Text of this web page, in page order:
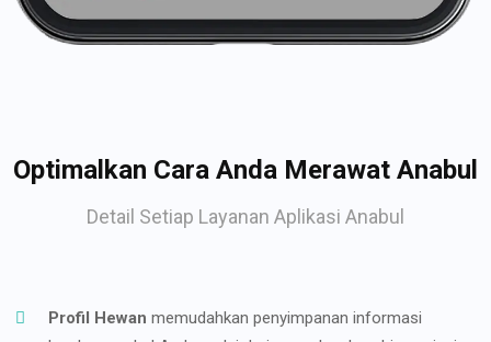
Optimalkan Cara Anda Merawat Anabul
Detail Setiap Layanan Aplikasi Anabul
Profil Hewan memudahkan penyimpanan informasi